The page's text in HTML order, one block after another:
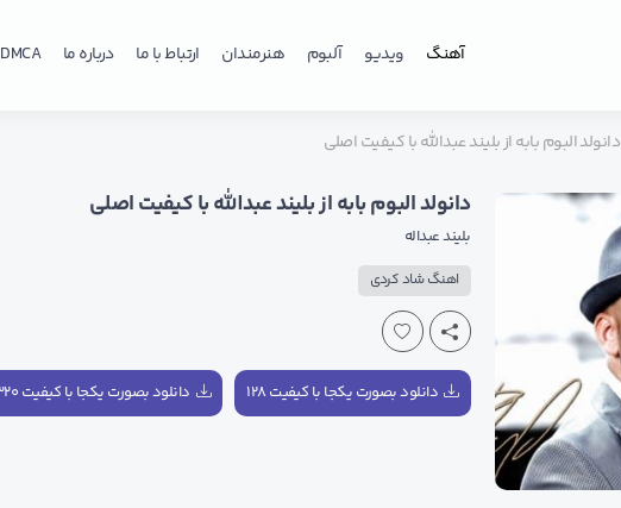
آهنگ ویدیو آلبوم هنرمندان ارتباط با ما درباره ما DMCA
دانولد البوم بابه از بلیند عبدالله با کیفیت اصلی
دانولد البوم بابه از بلیند عبدالله با کیفیت اصلی
بلیند عبداله
اهنگ شاد کردی
دانلود بصورت یکجا با کیفیت ۱۲۸ دانلود بصورت یکجا با کیفیت ۳۲۰